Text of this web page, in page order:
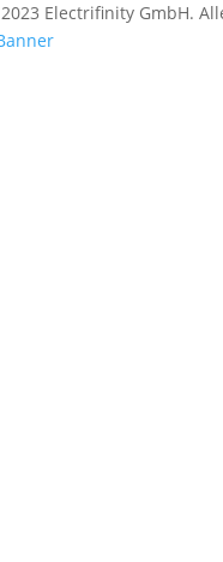
Electrifinity GmbH.